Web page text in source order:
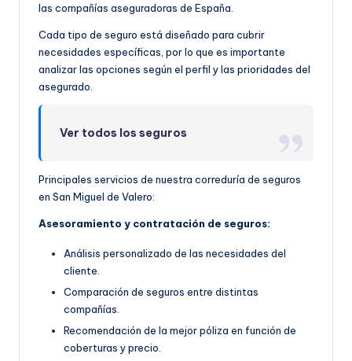
las compañías aseguradoras de España.
Cada tipo de seguro está diseñado para cubrir
necesidades específicas, por lo que es importante
analizar las opciones según el perfil y las prioridades del
asegurado.
Ver todos los seguros
Principales servicios de nuestra correduría de seguros
en San Miguel de Valero:
Asesoramiento y contratación de seguros:
Análisis personalizado de las necesidades del
cliente.
Comparación de seguros entre distintas
compañías.
Recomendación de la mejor póliza en función de
coberturas y precio.